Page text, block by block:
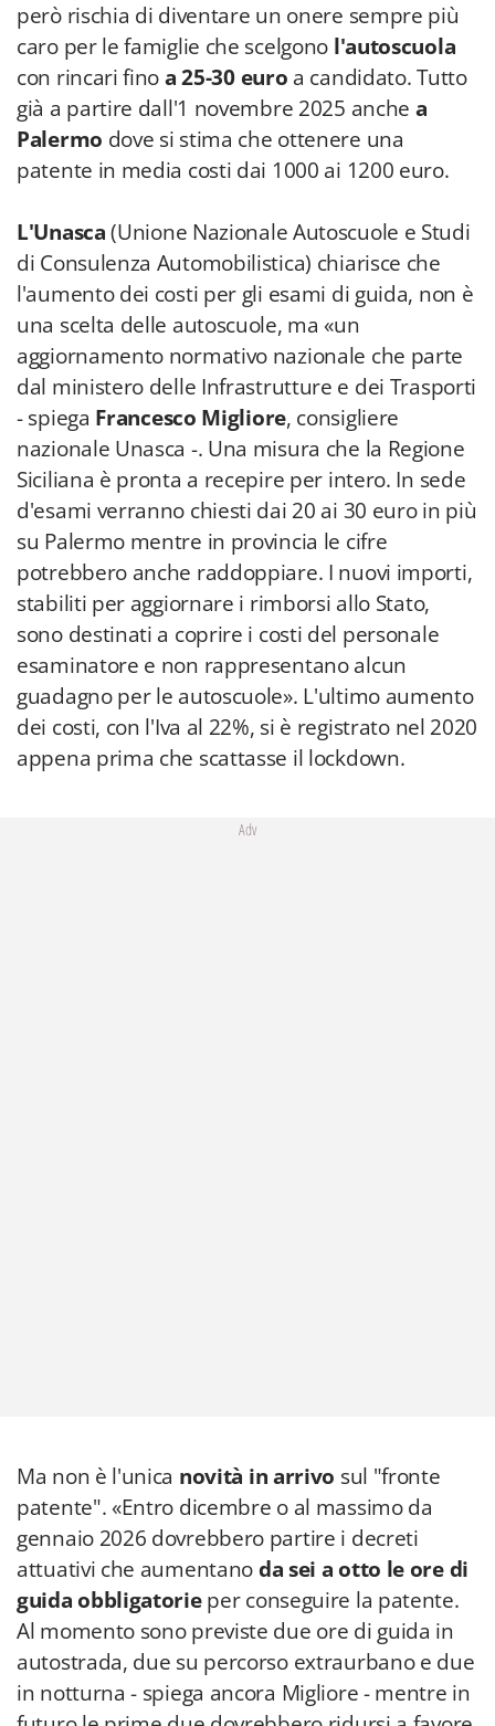
però rischia di diventare un onere sempre più
caro per le famiglie che scelgono l'autoscuola
con rincari finoa 25-30 euro a candidato. Tutto
già a partire dall'1 novembre 2025 anche a
Palermo dove si stima che ottenere una
patente in media costi dai 1000 ai 1200 euro.
L'Unasca(Unione Nazionale Autoscuole e Studi
di Consulenza Automobilistica) chiarisce che
l'aumento dei costi per gli esami di guida, non è
una scelta delle autoscuole, ma «un
aggiornamento normativo nazionale che parte
dal ministero delle Infrastrutture e dei Trasporti
- spiega Francesco Migliore, consigliere
nazionale Unasca -. Una misura che la Regione
Siciliana è pronta a recepire per intero. In sede
d'esami verranno chiesti dai 20 ai 30 euro in più
su Palermo mentre in provincia le cifre
potrebbero anche raddoppiare. I nuovi importi,
stabiliti per aggiornare i rimborsi allo Stato,
sono destinati a coprire i costi del personale
esaminatore e non rappresentano alcun
guadagno per le autoscuole». L'ultimo aumento
dei costi, con l'Iva al 22%, si è registrato nel 2020
appena prima che scattasse il lockdown.
Adv
Ma non è l'unica novità in arrivo sul "fronte
patente". «Entro dicembre o al massimo da
gennaio 2026 dovrebbero partire i decreti
attuativi che aumentanoda sei a otto le ore di
guida obbligatorieper conseguire la patente.
Al momento sono previste due ore di guida in
autostrada, due su percorso extraurbano e due
in notturna - spiega ancora Migliore - mentre in